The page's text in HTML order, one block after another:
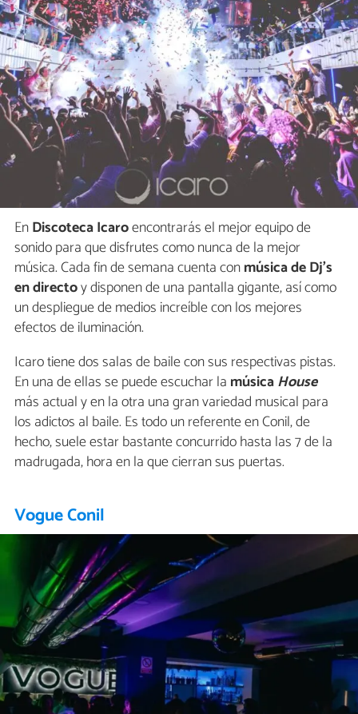
EnDiscoteca Icaroencontrarás el mejor equipo de
sonido para que disfrutes como nunca de la mejor
música. Cada fin de semana cuenta conmúsica de Dj's
en directoy disponen de una pantalla gigante, así como
un despliegue de medios increíble con los mejores
efectos de iluminación.
Icaro tiene dos salas de baile con sus respectivas pistas.
En una de ellas se puede escuchar la músicaHouse
más actual y en la otra una gran variedad musical para
los adictos al baile. Es todo un referente en Conil, de
hecho, suele estar bastante concurrido hasta las 7 de la
madrugada, hora en la que cierran sus puertas.
Vogue Conil